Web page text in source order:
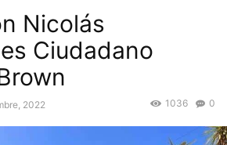
Nicolás
Ciudadano
2022 0
1036